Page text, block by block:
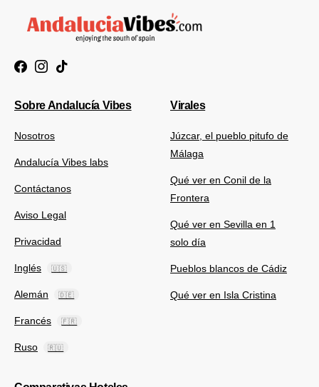
Sobre Andalucía Vibes
Nosotros
Andalucía Vibes labs
Contáctanos
Aviso Legal
Privacidad
Inglés 🇺🇸
Alemán 🇩🇪
Francés 🇫🇷
Ruso 🇷🇺
Virales
Júzcar, el pueblo pitufo de
Málaga
Qué ver en Conil de la
Frontera
Qué ver en Sevilla en 1
solo día
Pueblos blancos de Cádiz
Qué ver en Isla Cristina